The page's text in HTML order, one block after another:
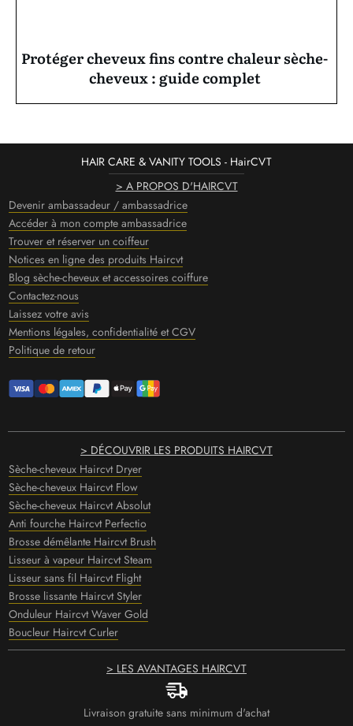
Protéger cheveux fins contre chaleur sèche-
cheveux : guide complet
HAIR CARE & VANITY TOOLS - HairCVT
> A PROPOS D'HAIRCVT
Devenir ambassadeur / ambassadrice
Accéder à mon compte ambassadrice
Trouver et réserver un coiffeur
Notices en ligne des produits Haircvt
Blog sèche-cheveux et accessoires coiffure
Contactez-nous
Laissez votre avis
Mentions légales, confidentialité et CGV
Politique de retour
> DÉCOUVRIR LES PRODUITS HAIRCVT
Sèche-cheveux Haircvt Dryer
Sèche-cheveux Haircvt Flow
Sèche-cheveux Haircvt Absolut
Anti fourche Haircvt Perfectio
Brosse démêlante Haircvt Brush
Lisseur à vapeur Haircvt Steam
Lisseur sans fil Haircvt Flight
Brosse lissante Haircvt Styler
Onduleur Haircvt Waver Gold
Boucleur Haircvt Curler
> LES AVANTAGES HAIRCVT
Livraison gratuite sans minimum d'achat